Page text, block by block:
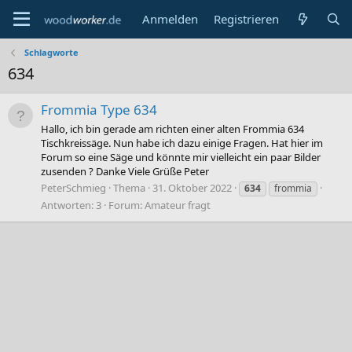
Anmelden Registrieren
Schlagworte
634
Frommia Type 634
Hallo, ich bin gerade am richten einer alten Frommia 634
Tischkreissäge. Nun habe ich dazu einige Fragen. Hat hier im
Forum so eine Säge und könnte mir vielleicht ein paar Bilder
zusenden ? Danke Viele Grüße Peter
PeterSchmieg Thema 31. Oktober 2022 634 frommia
Antworten: 3 Forum:Amateur fragt